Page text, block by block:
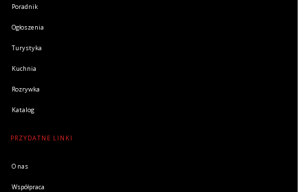
Poradnik
Ogłoszenia
Turystyka
Kuchnia
Rozrywka
Katalog
PRZYDATNE LINKI
O nas
Współpraca